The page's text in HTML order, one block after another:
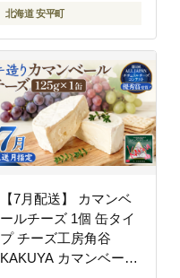
北海道 安平町
【7月配送】 カマンベ
ールチーズ 1個 缶タイ
プ チーズ工房角谷
KAKUYA カマンベール